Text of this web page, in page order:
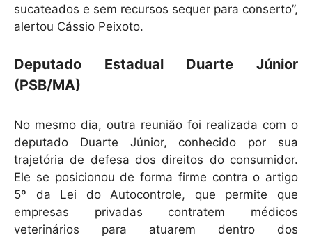
sucateados e sem recursos sequer para conserto”,
alertou Cássio Peixoto.
Deputado Estadual Duarte Júnior
(PSB/MA)
No mesmo dia, outra reunião foi realizada com o
deputado Duarte Júnior, conhecido por sua
trajetória de defesa dos direitos do consumidor.
Ele se posicionou de forma firme contra o artigo
5º da Lei do Autocontrole, que permite que
empresas privadas contratem médicos
veterinários para atuarem dentro dos